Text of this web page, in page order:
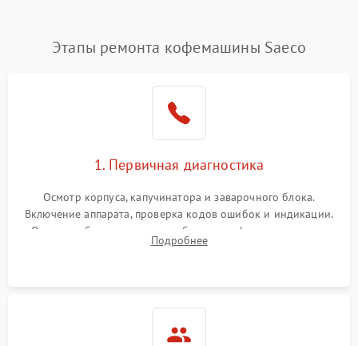
Этапы ремонта кофемашины Saeco
1. Первичная диагностика
Осмотр корпуса, капучинатора и заварочного блока.
Включение аппарата, проверка кодов ошибок и индикации.
Оценка работы помпы, термоблока и кофемолки на слух.
Измерение температуры и давления воды для выявления
Подробнее